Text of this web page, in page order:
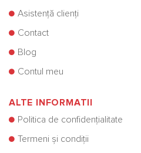
Asistență clienți
Contact
Blog
Contul meu
ALTE INFORMATII
Politica de confidențialitate
Termeni și condiții